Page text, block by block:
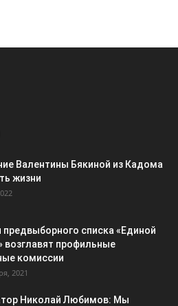
Валентины Бякиной из Кадома
жизни
списка «Единой
возглавят профильные
комиссии
2021
Николай Любимов: Мы